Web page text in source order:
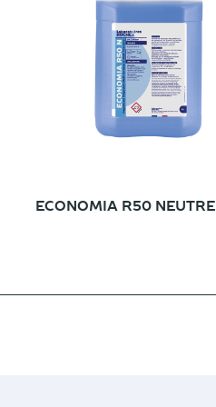
ECONOMIA R50 NEUTRE